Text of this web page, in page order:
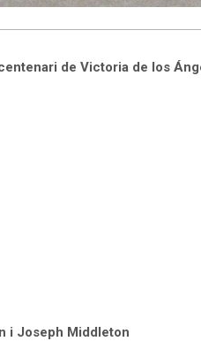
de Victoria de los
i Joseph Middleton